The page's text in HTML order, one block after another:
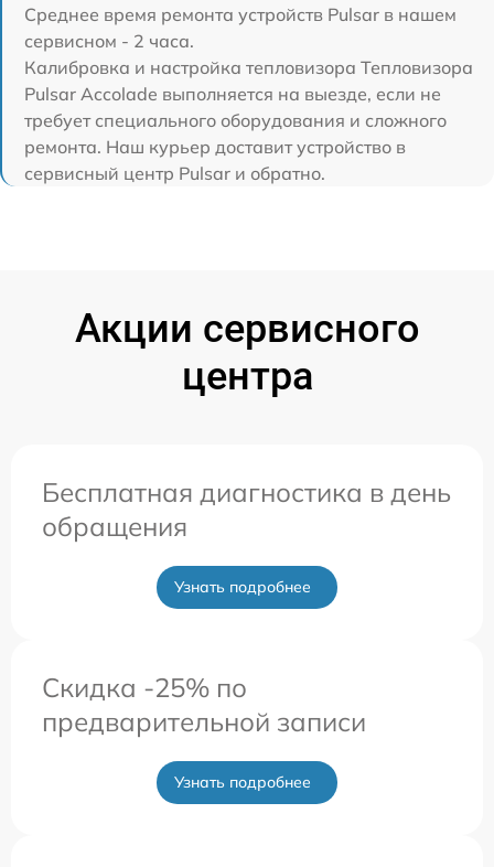
Среднее время ремонта устройств Pulsar в нашем
сервисном - 2 часа.
Калибровка и настройка тепловизора Тепловизора
Pulsar Accolade выполняется на выезде, если не
требует специального оборудования и сложного
ремонта. Наш курьер доставит устройство в
сервисный центр Pulsar и обратно.
Акции сервисного
центра
Бесплатная диагностика в день
обращения
Узнать подробнее
Скидка -25% по
предварительной записи
Узнать подробнее